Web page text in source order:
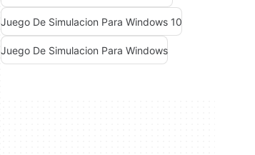
Juego De Simulacion Para Windows 10
Juego De Simulacion Para Windows